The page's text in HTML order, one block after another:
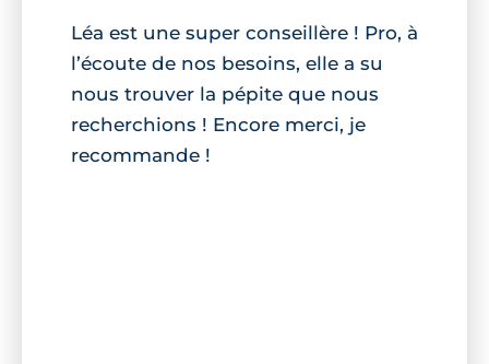
Léa est une super conseillère ! Pro, à
l’écoute de nos besoins, elle a su
nous trouver la pépite que nous
recherchions ! Encore merci, je
recommande !